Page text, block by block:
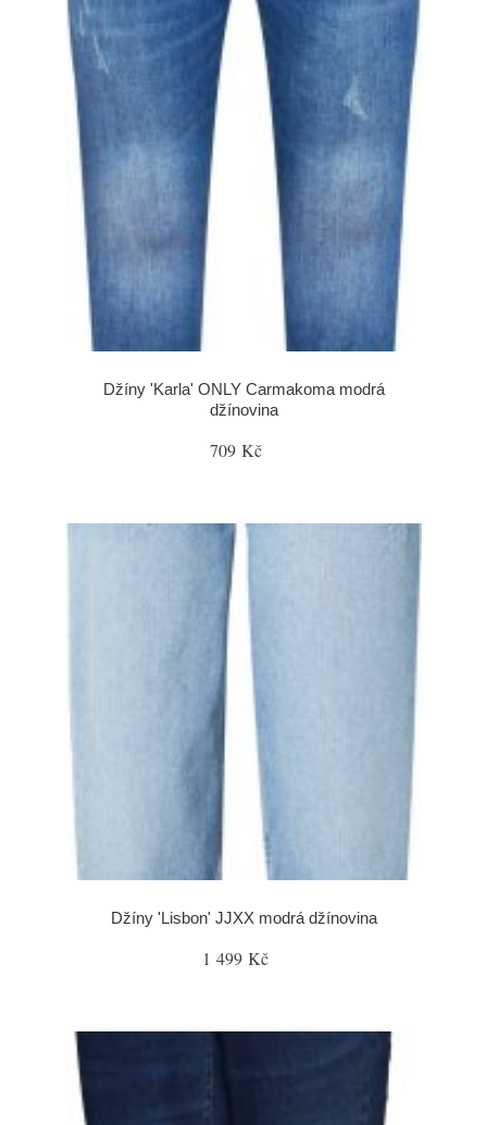
Džíny 'Karla' ONLY Carmakoma modrá
džínovina
709 Kč
Džíny 'Lisbon' JJXX modrá džínovina
1 499 Kč